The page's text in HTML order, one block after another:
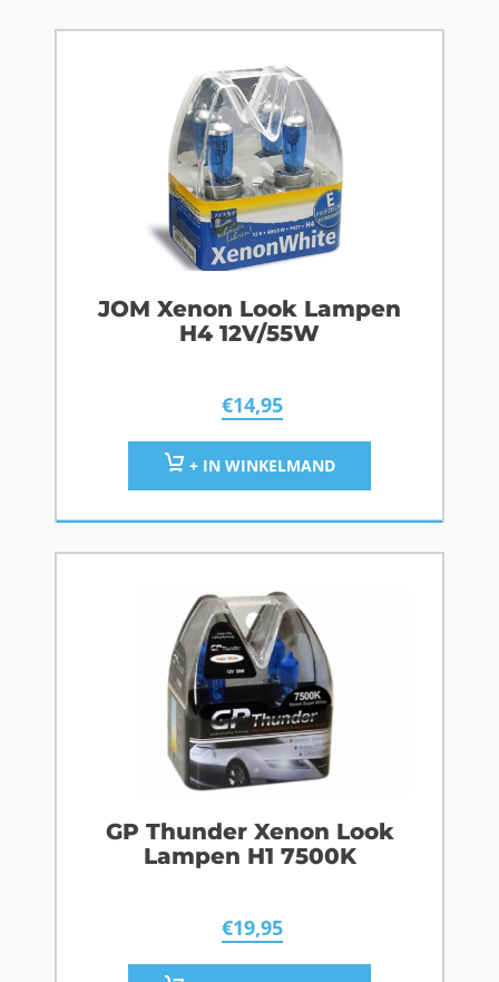
JOM Xenon Look Lampen
H4 12V/55W
€14,95
+ IN WINKELMAND
GP Thunder Xenon Look
Lampen H1 7500K
€19,95